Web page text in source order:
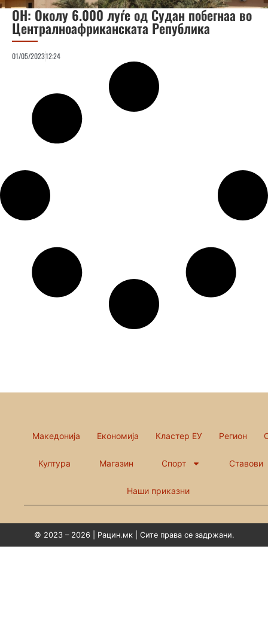
ОН: Околу 6.000 луѓе од Судан побегнаа во
Централноафриканската Република
01/05/202312:24
Македонија Економија Кластер ЕУ Регион
Култура Магазин Спорт Ставови
Наши приказни
© 2023 – 2026 | Рацин.мк | Сите права се задржани.